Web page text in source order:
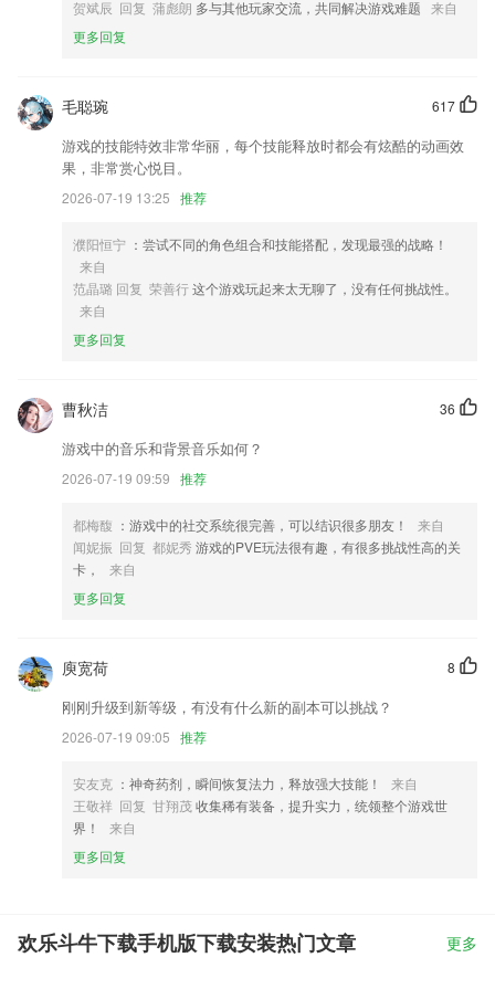
6.跟踪校园卡机械设备的位置信息，反馈当前校园卡机械设备的当地情况
欢乐斗牛下载手机版下载安装更新了什么?
阅读时长换金币，从此看书不花钱.
开发商:北京一起嗨网络科技有限公司
青年服务。这里有招聘信息，四六级成绩查询，就业创业证书查询，甚至
还可以在这里买电影票和玩卫星明信片，未来还会有更多方便生活的服
全新的个人页面
新增了手机杀毒功能，保护用户手机不受病毒侵害
以上就是欢乐斗牛下载手机版下载安装的介绍，如果您喜欢这款软件，您
贺斌辰 回复 蒲彪朗 多与其他玩家交流，共同解决游戏难题 来自
更多回复
617
毛聪琬
游戏的技能特效非常华丽，每个技能释放时都会有炫酷的动画效
果，非常赏心悦目。
2026-07-19 13:25 推荐
濮阳恒宁 ：尝试不同的角色组合和技能搭配，发现最强的战略！
来自
范晶璐 回复 荣善行这个游戏玩起来太无聊了，没有任何挑战性。
来自
更多回复
36
曹秋洁
游戏中的音乐和背景音乐如何？
2026-07-19 09:59 推荐
都梅馥 ：游戏中的社交系统很完善，可以结识很多朋友！
来自
闻妮振 回复 都妮秀 游戏的PVE玩法很有趣，有很多挑战性高的关
卡，
来自
更多回复
8
庾宽荷
刚刚升级到新等级，有没有什么新的副本可以挑战？
2026-07-19 09:05 推荐
安友克 ：神奇药剂，瞬间恢复法力，释放强大技能！
来自
王敬祥 回复 甘翔茂收集稀有装备，提升实力，统领整个游戏世
界！
来自
更多回复
欢乐斗牛下载手机版下载安装热门文章 更多